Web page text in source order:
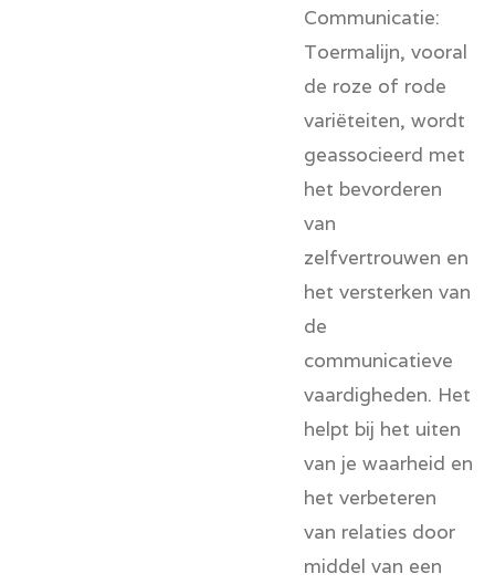
Communicatie:
Toermalijn, vooral
de roze of rode
variëteiten, wordt
geassocieerd met
het bevorderen
van
zelfvertrouwen en
het versterken van
de
communicatieve
vaardigheden. Het
helpt bij het uiten
van je waarheid en
het verbeteren
van relaties door
middel van een